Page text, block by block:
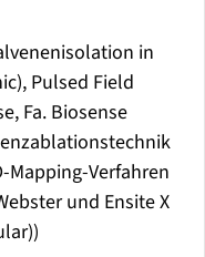
in
Pulsed Field
Fa. Biosense
Mapping-Verfahren
und Ensite X